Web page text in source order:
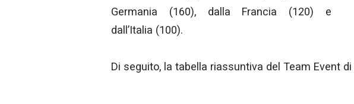
Germania (160), dalla Francia (120) e
dall’Italia (100).
Di seguito, la tabella riassuntiva del Team Event di